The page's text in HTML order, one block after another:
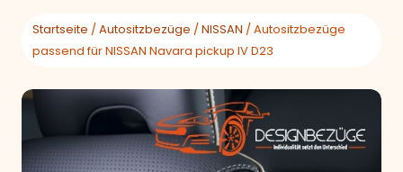
Startseite /Autositzbezüge /NISSAN / Autositzbezüge
passend für NISSAN Navara pickup IV D23